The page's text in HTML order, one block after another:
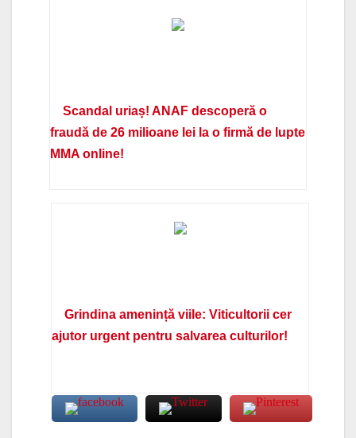
Scandal uriaș! ANAF descoperă o
fraudă de 26 milioane lei la o firmă de lupte
MMA online!
Grindina amenință viile: Viticultorii cer
ajutor urgent pentru salvarea culturilor!